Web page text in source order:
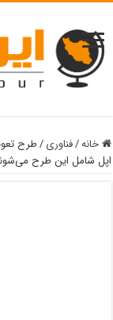
خانه/فناوری /طرح
اپل شامل این طرح